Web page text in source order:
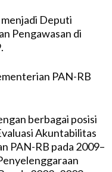
Deputi
Pengawasan di
PAN-RB
berbagai posisi
Akuntabilitas
PAN-RB pada 2009–